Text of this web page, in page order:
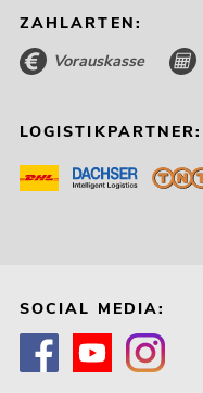
ZAHLARTEN:
Vorauskasse
LOGISTIKPARTNER:
SOCIAL MEDIA: